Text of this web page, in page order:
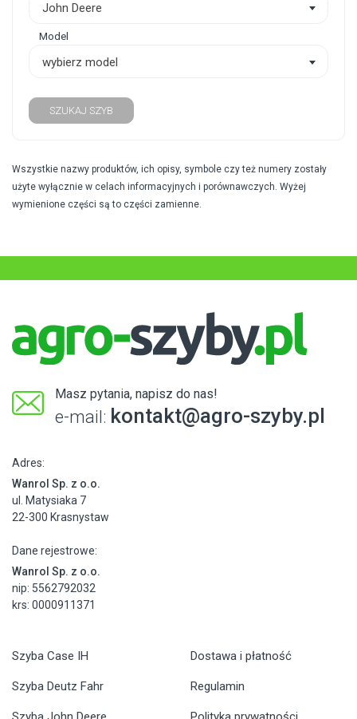
John Deere
Model
wybierz model
SZUKAJ SZYB
Wszystkie nazwy produktów, ich opisy, symbole czy też numery zostały
użyte wyłącznie w celach informacyjnych i porównawczych. Wyżej
wymienione części są to części zamienne.
Masz pytania, napisz do nas!
e-mail: kontakt@agro-szyby.pl
Adres:
Wanrol Sp. z o.o.
ul. Matysiaka 7
22-300 Krasnystaw
Dane rejestrowe:
Wanrol Sp. z o.o.
nip: 5562792032
krs: 0000911371
Szyba Case IH
Szyba Deutz Fahr
Dostawa i płatność
Regulamin